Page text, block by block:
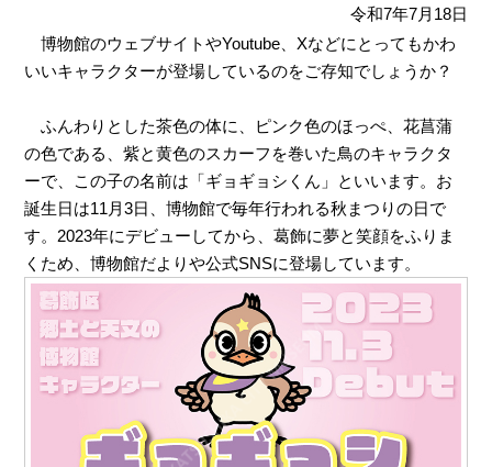
令和7年7月18日
博物館のウェブサイトやYoutube 、Xなどにとってもかわ
いいキャラクターが登場しているのをご存知でしょうか？
ふんわりとした茶色の体に、ピンク色のほっぺ、花菖蒲
の色である、紫と黄色のスカーフを巻いた鳥のキャラクタ
ーで、この子の名前は「ギョギョシくん」といいます。お
誕生日は11 月3日、博物館で毎年行われる秋まつりの日で
す。 2023年にデビューしてから、葛飾に夢と笑顔をふりま
くため、博物館だよりや公式SNSに登場しています。